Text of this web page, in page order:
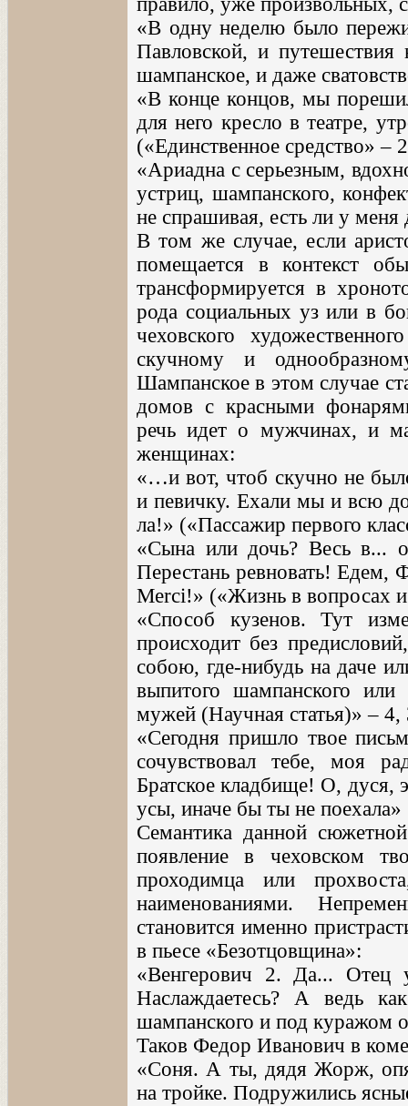
«В одну неделю было
Павловской, и
шампанское, и даже
«В конце концов, мы
для него кресло в театре,
(«Единственное средство» –
«Ариадна с серьезным,
устриц, шампанского,
не спрашивая, есть ли у
В том же случае, если
помещается в контекст
трансформируется в
рода социальных уз или в
чеховского
скучному и
Шампанское в этом случае
домов с красными
речь идет о мужчинах, и
женщинах:
«…и вот, чтоб скучно не
и певичку. Ехали мы и всю
ла!» («Пассажир первого
«Сына или дочь? Весь в...
Перестань ревновать!
Merci!» («Жизнь в вопросах
«Способ кузенов. Тут
происходит без
собою, где-нибудь на даче
выпитого шампанского
мужей (Научная статья)» – 4,
«Сегодня пришло твое
сочувствовал тебе, моя
Братское кладбище! О, дуся,
усы, иначе бы ты не
Семантика данной сюжетной
появление в чеховском
проходимца или
наименованиями.
становится именно
в пьесе «Безотцовщина»:
«Венгерович 2. Да... Отец
Наслаждаетесь? А ведь
шампанского и под куражом
Таков Федор Иванович в
«Соня. А ты, дядя Жорж,
на тройке. Подружились